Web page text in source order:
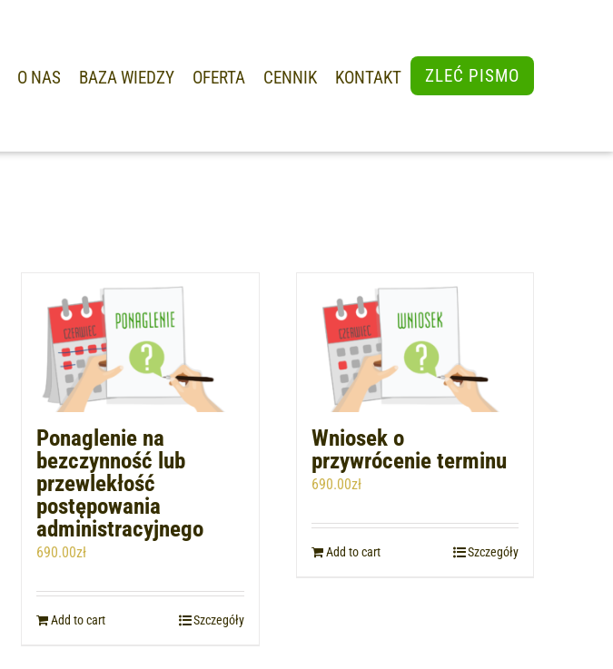
O NAS BAZA WIEDZY OFERTA CENNIK KONTAKT ZLEĆ PISMO
Ponaglenie na
bezczynność lub
przewlekłość
postępowania
administracyjnego
690.00zł
Add to cart Szczegóły
Wniosek o
przywrócenie terminu
690.00zł
Add to cart Szczegóły